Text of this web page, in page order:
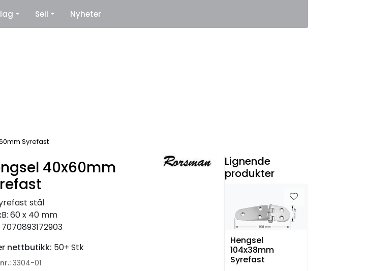
Seil Nyheter
Syrefast
40x60mm
stål
60 x 40 mm
7070893172903
nettbutikk: 50+ Stk
3304-01
Lignende
produkter
Hengsel
104x38mm
Syrefast